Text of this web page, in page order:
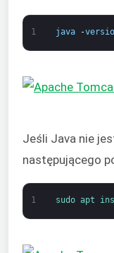
1 java -
Jeśli Java nie
następującego
1 sudo apt